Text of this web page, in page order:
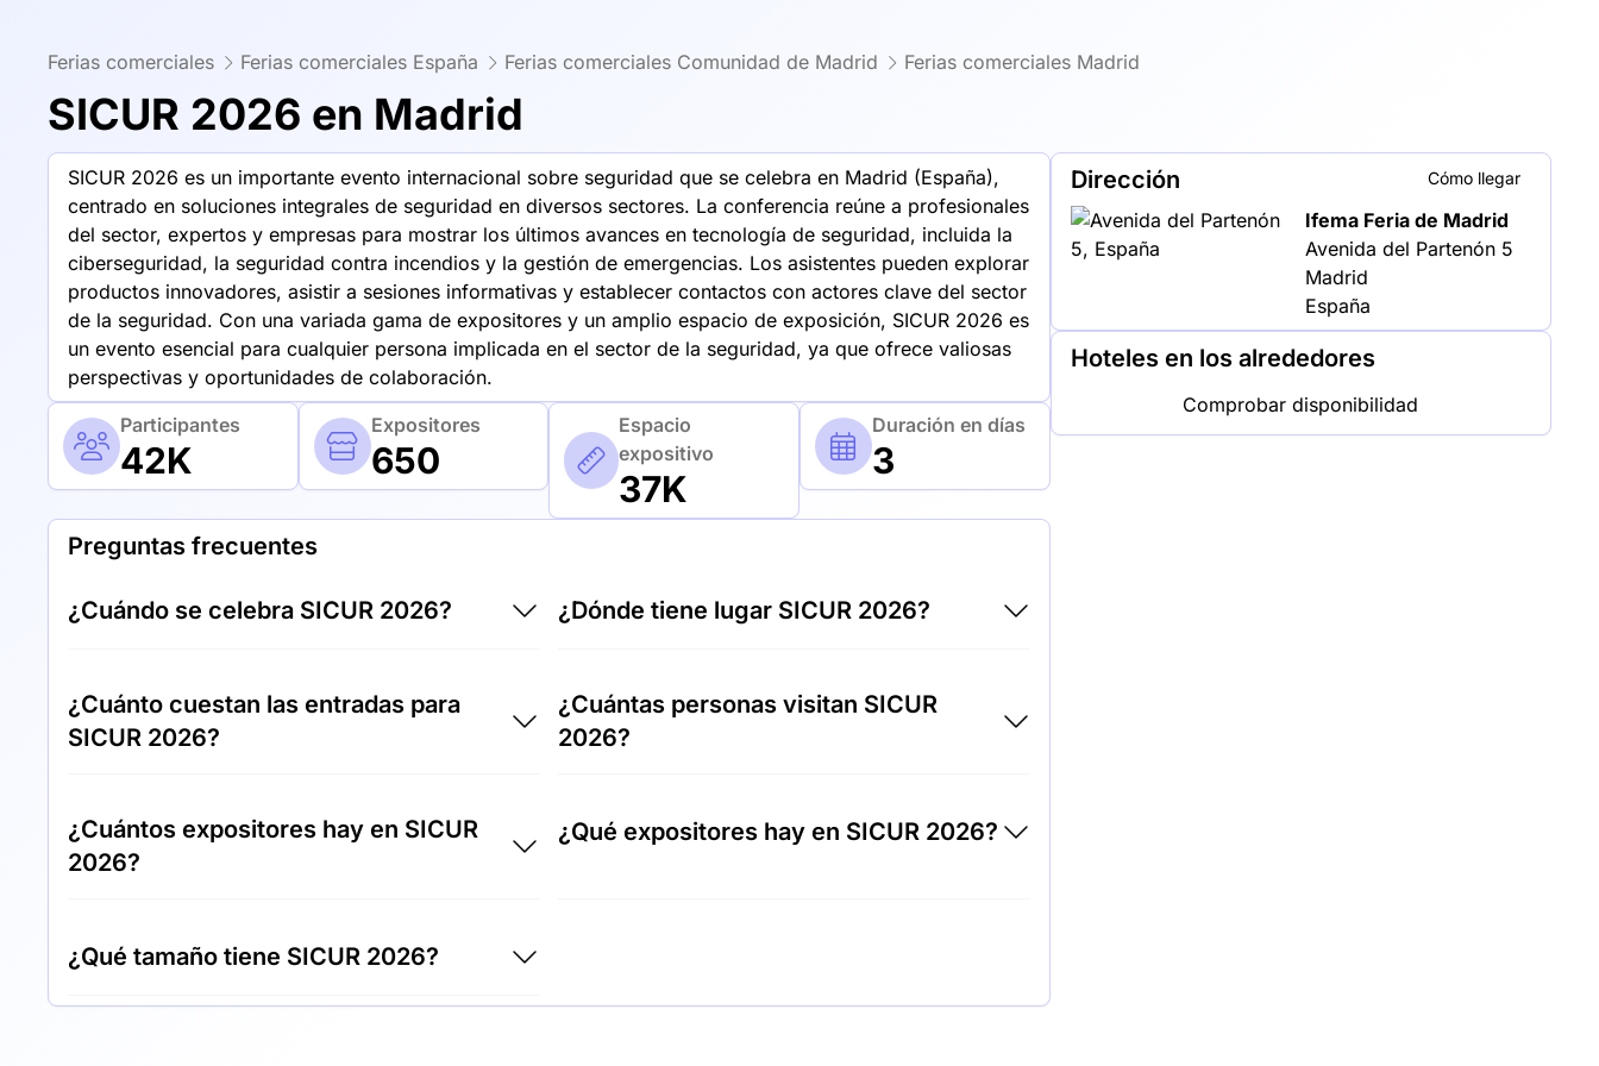
Ferias comerciales Ferias comerciales España Ferias comerciales Comunidad de Madrid Ferias comerciales Madrid
SICUR 2026 en Madrid
SICUR 2026 es un importante evento internacional sobre seguridad que se celebra en Madrid (España),
centrado en soluciones integrales de seguridad en diversos sectores. La conferencia reúne a profesionales
del sector, expertos y empresas para mostrar los últimos avances en tecnología de seguridad, incluida la
ciberseguridad, la seguridad contra incendios y la gestión de emergencias. Los asistentes pueden explorar
productos innovadores, asistir a sesiones informativas y establecer contactos con actores clave del sector
de la seguridad. Con una variada gama de expositores y un amplio espacio de exposición, SICUR 2026 es
un evento esencial para cualquier persona implicada en el sector de la seguridad, ya que ofrece valiosas
perspectivas y oportunidades de colaboración.
Participantes
42K
Expositores
650
Espacio
expositivo
37K
Duración en días
3
Preguntas frecuentes
¿Cuándo se celebra SICUR 2026?
27/02/26.
¿Dónde tiene lugar SICUR 2026?
Madrid, España.
¿Cuánto cuestan las entradas para
SICUR 2026?
50,00 € por visitante.
¿Cuántas personas visitan SICUR
2026?
SICUR 2026.
¿Cuántos expositores hay en SICUR
2026?
SICUR 2026.
¿Qué expositores hay en SICUR 2026?
¿Qué tamaño tiene SICUR 2026?
Cómo llegar
Dirección
Ifema Feria de Madrid
Avenida del Partenón 5
Madrid
España
Hoteles en los alrededores
Comprobar disponibilidad